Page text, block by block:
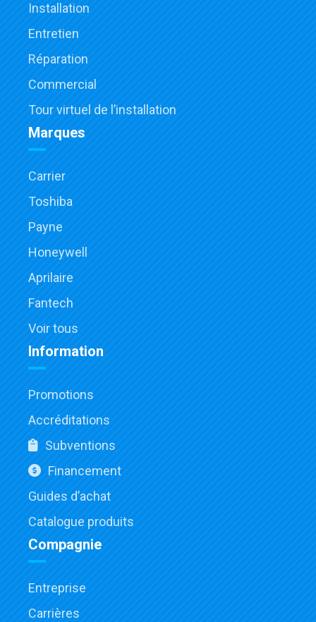
Installation
Entretien
Réparation
Commercial
Tour virtuel de l’installation
Marques
Carrier
Toshiba
Payne
Honeywell
Aprilaire
Fantech
Voir tous
Information
Promotions
Accréditations
Subventions
Financement
Guides d’achat
Catalogue produits
Compagnie
Entreprise
Carrières